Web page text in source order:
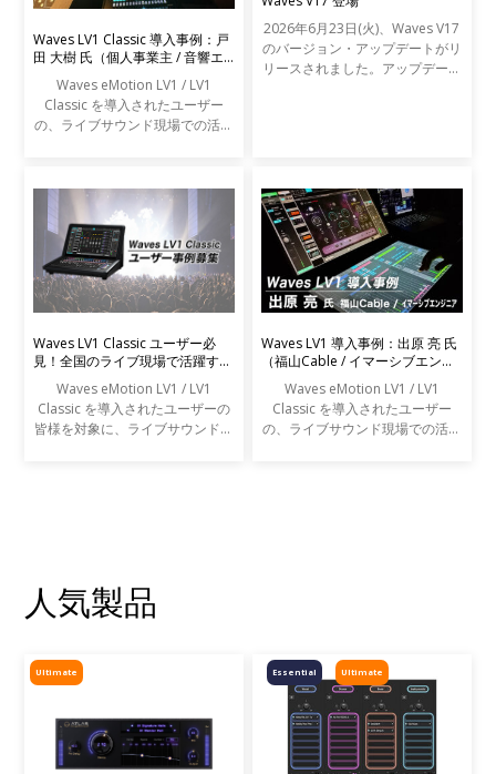
Waves LV1 Classic 導入事例：戸
田 大樹 氏（個人事業主 / 音響エ
Waves eMotion LV1 / LV1
Classic を導入されたユーザー
の、ライブサウンド現場での活用
2026年6月23日(火)、Waves V17
のバージョン・アップデートがリ
リースされました。アップデート
Waves LV1 Classic ユーザー必
見！全国のライブ現場で活躍する
Waves eMotion LV1 / LV1
Classic を導入されたユーザーの
皆様を対象に、ライブサウンドの
Waves LV1 導入事例：出原 亮 氏
（福山Cable / イマーシブエンジ
Waves eMotion LV1 / LV1
Classic を導入されたユーザー
の、ライブサウンド現場での活用
人気製品
Ultimate Ultimate
Essential